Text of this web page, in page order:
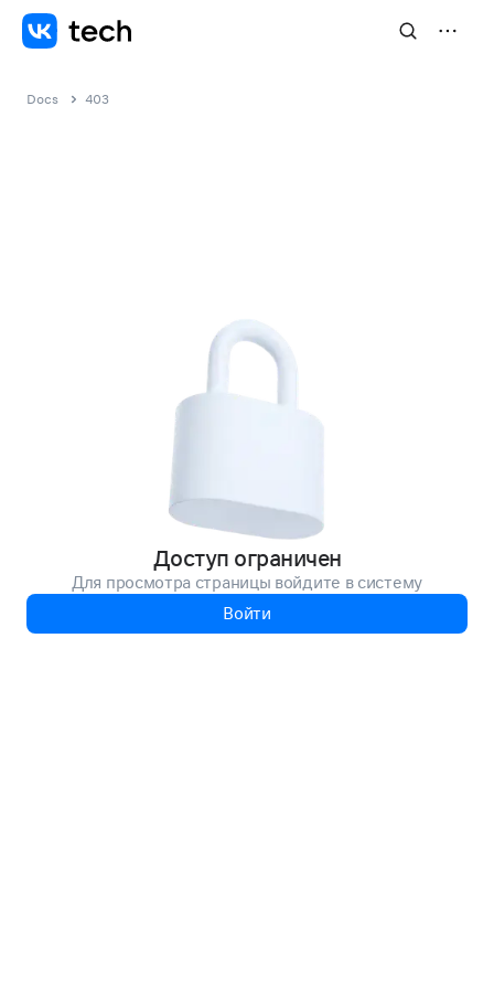
Docs 403
Доступ ограничен
Для просмотра страницы войдите в систему
Войти